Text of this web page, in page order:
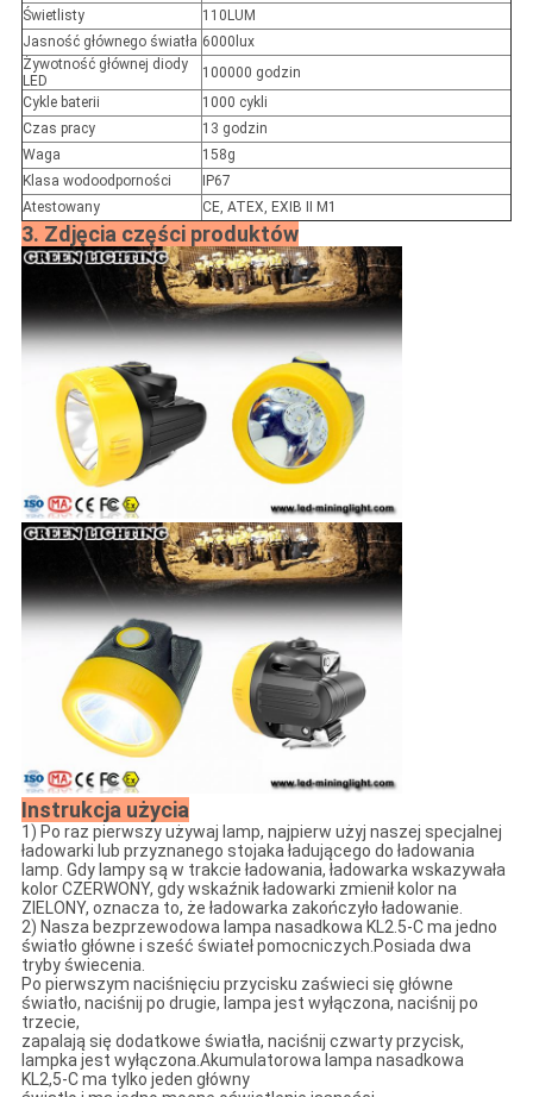
Świetlisty
110LUM
Jasność głównego światła 6000lux
Żywotność głównej diody
LED
100000 godzin
Cykle baterii
1000 cykli
Czas pracy
13 godzin
Waga
158g
Klasa wodoodporności
IP67
Atestowany
CE, ATEX, EXIB II M1
3. Zdjęcia części produktów
Instrukcja użycia
1) Po raz pierwszy używaj lamp, najpierw użyj naszej specjalnej
ładowarki lub przyznanego stojaka ładującego do ładowania
lamp. Gdy lampy są w trakcie ładowania, ładowarka wskazywała
kolor CZERWONY, gdy wskaźnik ładowarki zmienił kolor na
ZIELONY, oznacza to, że ładowarka zakończyło ładowanie.
2) Nasza bezprzewodowa lampa nasadkowa KL2.5-C ma jedno
światło główne i sześć świateł pomocniczych.Posiada dwa
tryby świecenia.
Po pierwszym naciśnięciu przycisku zaświeci się główne
światło, naciśnij po drugie, lampa jest wyłączona, naciśnij po
trzecie,
zapalają się dodatkowe światła, naciśnij czwarty przycisk,
lampka jest wyłączona.Akumulatorowa lampa nasadkowa
KL2,5-C ma tylko jeden główny